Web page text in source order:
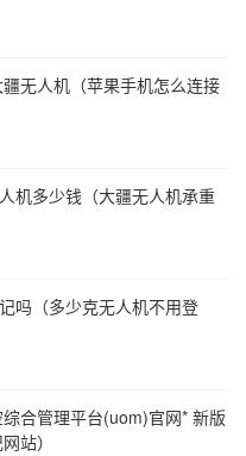
无人机（苹果手机怎么连接
机多少钱（大疆无人机承重
吗（多少克无人机不用登
合管理平台(uom)官网* 新版
站）